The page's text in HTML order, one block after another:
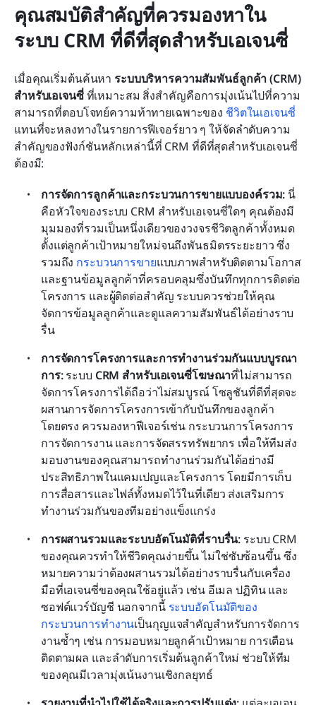
คุณสมบัติสำคัญที่ควรมองหาใน
ระบบ CRM ที่ดีที่สุดสำหรับเอเจนซี่
เมื่อคุณเริ่มต้นค้นหา ระบบบริหารความสัมพันธ์ลูกค้า (CRM)
สำหรับเอเจนซี่ ที่เหมาะสม สิ่งสำคัญคือการมุ่งเน้นไปที่ความ
สามารถที่ตอบโจทย์ความท้าทายเฉพาะของ ชีวิตในเอเจนซี่
แทนที่จะหลงทางในรายการฟีเจอร์ยาว ๆ ให้จัดลำดับความ
สำคัญของฟังก์ชันหลักเหล่านี้ที่ CRM ที่ดีที่สุดสำหรับเอเจนซี่
ต้องมี:
การจัดการลูกค้าและกระบวนการขายแบบองค์รวม: นี่
คือหัวใจของระบบ CRM สำหรับเอเจนซี่ใดๆ คุณต้องมี
มุมมองที่รวมเป็นหนึ่งเดียวของวงจรชีวิตลูกค้าทั้งหมด
ตั้งแต่ลูกค้าเป้าหมายใหม่จนถึงพันธมิตรระยะยาว ซึ่ง
รวมถึง กระบวนการขายแบบภาพสำหรับติดตามโอกาส
และฐานข้อมูลลูกค้าที่ครอบคลุมซึ่งบันทึกทุกการติดต่อ
โครงการ และผู้ติดต่อสำคัญ ระบบควรช่วยให้คุณ
จัดการข้อมูลลูกค้าและดูแลความสัมพันธ์ได้อย่างราบ
รื่น
การจัดการโครงการและการทำงานร่วมกันแบบบูรณา
การ: ระบบ CRM สำหรับเอเจนซี่โฆษณาที่ไม่สามารถ
จัดการโครงการได้ถือว่าไม่สมบูรณ์ โซลูชันที่ดีที่สุดจะ
ผสานการจัดการโครงการเข้ากับบันทึกของลูกค้า
โดยตรง ควรมองหาฟีเจอร์เช่น กระบวนการโครงการ
การจัดการงาน และการจัดสรรทรัพยากร เพื่อให้ทีมส่ง
มอบงานของคุณสามารถทำงานร่วมกันได้อย่างมี
ประสิทธิภาพในแคมเปญและโครงการ โดยมีการเก็บ
การสื่อสารและไฟล์ทั้งหมดไว้ในที่เดียว ส่งเสริมการ
ทำงานร่วมกันของทีมอย่างแข็งแกร่ง
การผสานรวมและระบบอัตโนมัติที่ราบรื่น: ระบบ CRM
ของคุณควรทำให้ชีวิตคุณง่ายขึ้น ไม่ใช่ซับซ้อนขึ้น ซึ่ง
หมายความว่าต้องผสานรวมได้อย่างราบรื่นกับเครื่อง
มือที่เอเจนซี่ของคุณใช้อยู่แล้ว เช่น อีเมล ปฏิทิน และ
ซอฟต์แวร์บัญชี นอกจากนี้ ระบบอัตโนมัติของ
กระบวนการทำงานเป็นกุญแจสำคัญสำหรับการจัดการ
งานซ้ำๆ เช่น การมอบหมายลูกค้าเป้าหมาย การเตือน
ติดตามผล และลำดับการเริ่มต้นลูกค้าใหม่ ช่วยให้ทีม
ของคุณมีเวลามุ่งเน้นงานเชิงกลยุทธ์